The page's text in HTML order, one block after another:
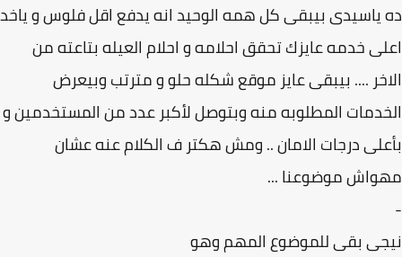
بيبقى كل همه الوحيد انه يدفع اقل فلوس و ياخد
خدمه عايزك تحقق احلامه و احلام العيله بتاعته من
.... بيبقى عايز موقع شكله حلو و مترتب وبيعرض
المطلوبه منه وبتوصل لأكبر عدد من المستخدمين و
درجات الامان .. ومش هكتر ف الكلام عنه عشان
موضوعنا ...
بقى للموضوع المهم وهو